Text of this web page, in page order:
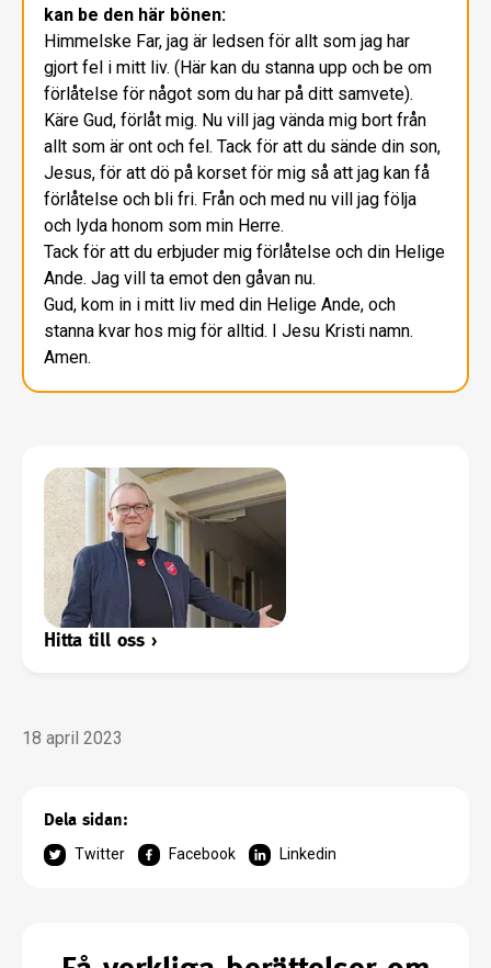
kan be den här bönen:
Himmelske Far, jag är ledsen för allt som jag har
gjort fel i mitt liv. (Här kan du stanna upp och be om
förlåtelse för något som du har på ditt samvete).
Käre Gud, förlåt mig. Nu vill jag vända mig bort från
allt som är ont och fel. Tack för att du sände din son,
Jesus, för att dö på korset för mig så att jag kan få
förlåtelse och bli fri. Från och med nu vill jag följa
och lyda honom som min Herre.
Tack för att du erbjuder mig förlåtelse och din Helige
Ande. Jag vill ta emot den gåvan nu.
Gud, kom in i mitt liv med din Helige Ande, och
stanna kvar hos mig för alltid. I Jesu Kristi namn.
Amen.
Hitta till oss ›
18 april 2023
Dela sidan:
Twitter Facebook Linkedin